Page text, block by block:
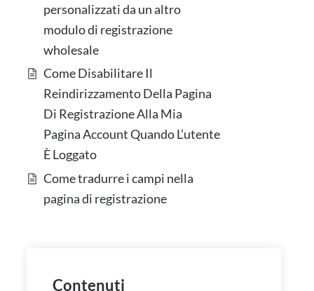
personalizzati da un altro
modulo di registrazione
wholesale
Come Disabilitare Il
Reindirizzamento Della Pagina
Di Registrazione Alla Mia
Pagina Account Quando L’utente
È Loggato
Come tradurre i campi nella
pagina di registrazione
Contenuti